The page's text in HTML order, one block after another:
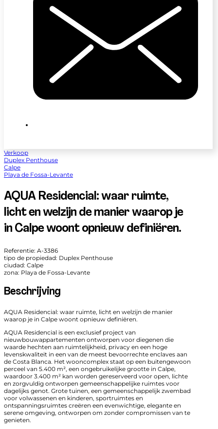
Verkoop
Duplex Penthouse
Calpe
Playa de Fossa-Levante
AQUA Residencial: waar ruimte,
licht en welzijn de manier waarop je
in Calpe woont opnieuw definiëren.
Referentie: A-3386
tipo de propiedad: Duplex Penthouse
ciudad: Calpe
zona: Playa de Fossa-Levante
Beschrijving
AQUA Residencial: waar ruimte, licht en welzijn de manier
waarop je in Calpe woont opnieuw definiëren.
AQUA Residencial is een exclusief project van
nieuwbouwappartementen ontworpen voor diegenen die
waarde hechten aan ruimtelijkheid, privacy en een hoge
levenskwaliteit in een van de meest bevoorrechte enclaves aan
de Costa Blanca. Het wooncomplex staat op een buitengewoon
perceel van 5.400 m², een ongebruikelijke grootte in Calpe,
waardoor 3.400 m² kan worden gereserveerd voor open, lichte
en zorgvuldig ontworpen gemeenschappelijke ruimtes voor
dagelijks genot. Grote tuinen, een gemeenschappelijk zwembad
voor volwassenen en kinderen, sportruimtes en
ontspanningsruimtes creëren een evenwichtige, elegante en
serene omgeving, ontworpen om zonder compromissen van te
genieten.